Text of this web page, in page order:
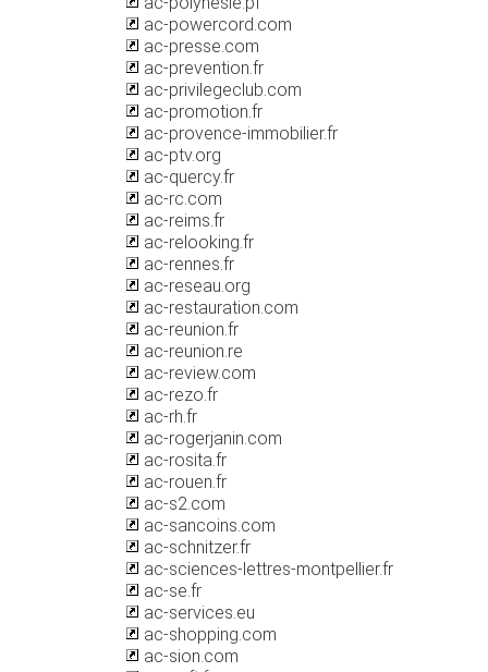
ac-powercord.com
ac-presse.com
ac-prevention.fr
ac-privilegeclub.com
ac-promotion.fr
ac-provence-immobilier.fr
ac-ptv.org
ac-quercy.fr
ac-rc.com
ac-reims.fr
ac-relooking.fr
ac-rennes.fr
ac-reseau.org
ac-restauration.com
ac-reunion.fr
ac-reunion.re
ac-review.com
ac-rezo.fr
ac-rh.fr
ac-rogerjanin.com
ac-rosita.fr
ac-rouen.fr
ac-s2.com
ac-sancoins.com
ac-schnitzer.fr
ac-sciences-lettres-montpellier.fr
ac-se.fr
ac-services.eu
ac-shopping.com
ac-sion.com